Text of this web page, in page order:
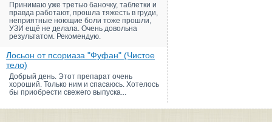
Принимаю уже третью баночку, таблетки и
правда работают, прошла тяжесть в груди,
неприятные ноющие боли тоже прошли,
УЗИ ещё не делала. Очень довольна
результатом. Рекомендую.
Лосьон от псориаза "Фуфан" (Чистое
тело)
Добрый день. Этот препарат очень
хороший. Только ним и спасаюсь. Хотелось
бы приобрести свежего выпуска...